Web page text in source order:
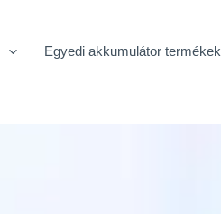
Egyedi akkumulátor termékek